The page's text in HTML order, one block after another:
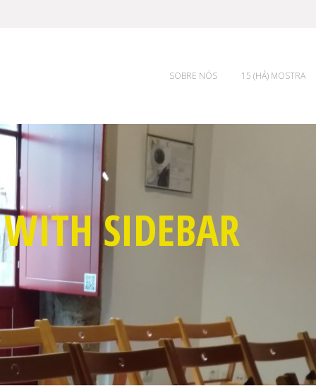
SOBRE NÓS 15 (HÁ) MOSTRA
SIDEBAR